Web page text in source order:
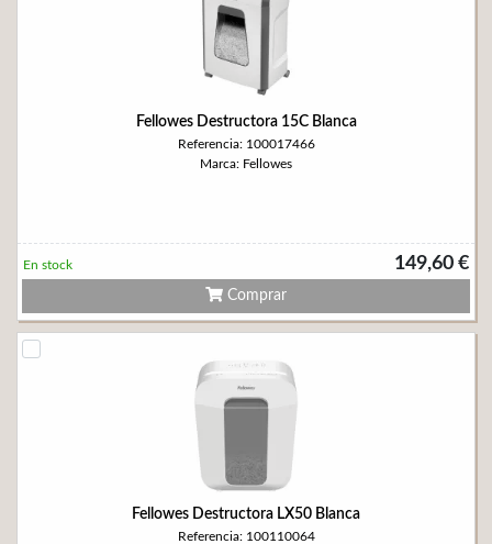
Fellowes Destructora 15C Blanca
Referencia: 100017466
Marca: Fellowes
149,60 €
En stock
Comprar
Fellowes Destructora LX50 Blanca
Referencia: 100110064